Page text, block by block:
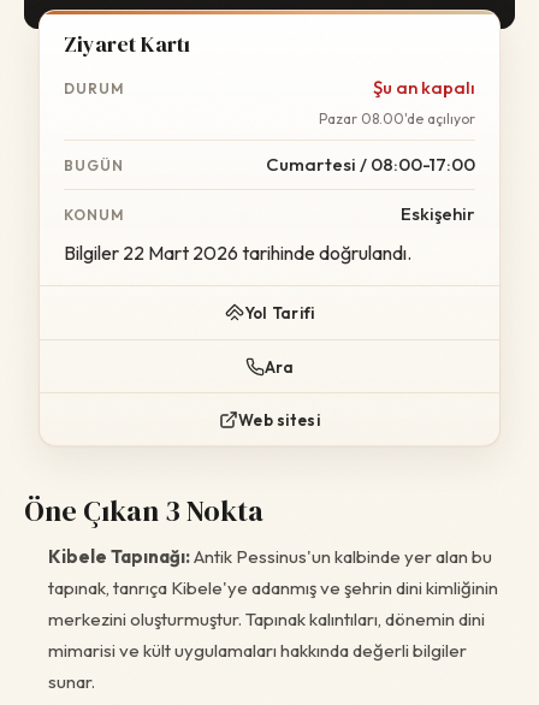
Ziyaret Kartı
DURUM Şu an kapalı
Pazar 08.00'de açılıyor
BUGÜN Cumartesi / 08:00-17:00
KONUM Eskişehir
Bilgiler 22 Mart 2026 tarihinde doğrulandı.
Yol Tarifi
Ara
Web sitesi
Öne Çıkan 3 Nokta
Kibele Tapınağı:Antik Pessinus'un kalbinde yer alan bu
tapınak, tanrıça Kibele'ye adanmış ve şehrin dini kimliğinin
merkezini oluşturmuştur. Tapınak kalıntıları, dönemin dini
mimarisi ve kült uygulamaları hakkında değerli bilgiler
sunar.